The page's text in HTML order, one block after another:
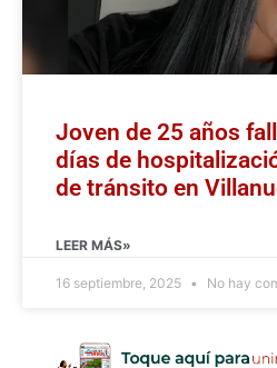
Joven de 25 años
días de
de tránsito en
LEER MÁS»
16 septiembre, 2025 No hay